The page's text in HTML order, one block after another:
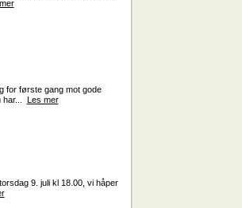
for første gang mot gode
har... Les mer
9. juli kl 18.00, vi håper